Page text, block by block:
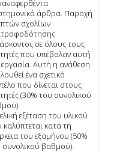
άρθρα. Παροχή
σχολίων
σε όλους τους
που υπέβαλαν αυτή
εργασία. Αυτή η ανάθεση
ένα σχετικό
που δίνεται στους
(30% του συνολικού
εξέταση του υλικού
κατά τη
του εξαμήνου (50%
συνολικού βαθμού).